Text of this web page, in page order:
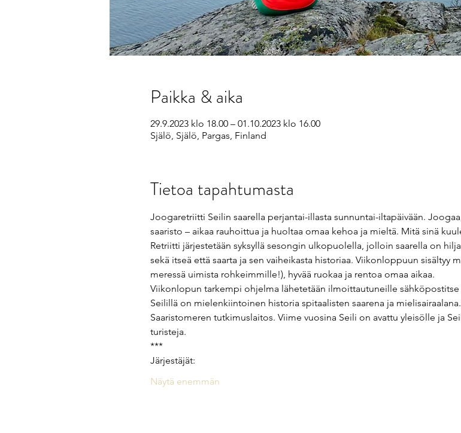
Paikka & aika
29.9.2023 klo 18.00 – 01.10.2023 klo 16.00
Själö, Själö, Pargas, Finland
Tietoa tapahtumasta
Joogaretriitti Seilin saarella perjantai-illasta sunnuntai-iltapäivään.
saaristo – aikaa rauhoittua ja huoltaa omaa kehoa ja mieltä. Mitä sinä
Retriitti järjestetään syksyllä sesongin ulkopuolella, jolloin saarella on
sekä itseä että saarta ja sen vaiheikasta historiaa. Viikonloppuun sisältyy
meressä uimista rohkeimmille!), hyvää ruokaa ja rentoa omaa aikaa.
Viikonlopun tarkempi ohjelma lähetetään ilmoittautuneille
Seilillä on mielenkiintoinen historia spitaalisten saarena ja
Saaristomeren tutkimuslaitos. Viime vuosina Seili on avattu yleisölle ja
turisteja.
***
Järjestäjät:
Näytä enemmän